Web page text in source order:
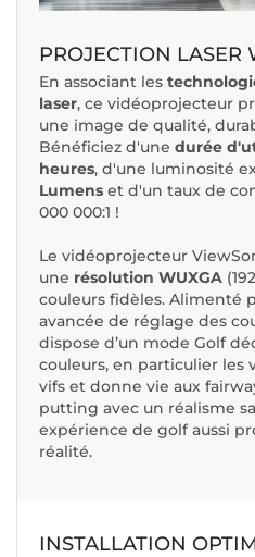
PROJECTION LASER
En associant les
laser, ce vidéoprojecteur
une image de qualité,
Bénéficiez d'une durée
heures, d'une luminosité
Lumens et d'un taux de
000 000:1 !
Le vidéoprojecteur
une résolution WUXGA
couleurs fidèles. Alimenté
avancée de réglage des
dispose d’un mode Golf
couleurs, en particulier les
vifs et donne vie aux
putting avec un réalisme
expérience de golf aussi
réalité.
INSTALLATION